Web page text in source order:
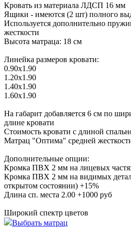
Кровать из материала ЛДСП 16 мм
Ящики - имеются (2 шт) полного
Используется дополнительно
жесткости
Высота матраца: 18 см
Линейка размеров кровати:
0.90х1.90
1.20х1.90
1.40х1.90
1.60х1.90
На габарит добавляется 6 см по
длине кровати
Стоимость кровати с длиной
Матрац "Оптима" средней
Дополнительные опции:
Кромка ПВХ 2 мм на лицевых
Кромка ПВХ 2 мм на видимых
открытом состоянии) +15%
Длина сп. места 2.00 +1000 руб
Широкий спектр цветов
Выбрать матрац